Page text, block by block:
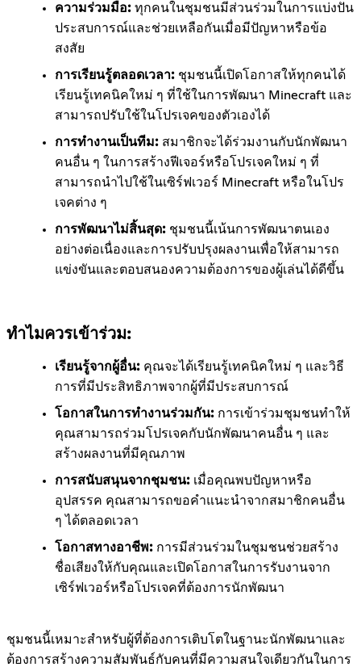
ความร่วมมือ: ทุกคนในชุมชนมีส่วนร่วมในการแบ่งปัน
ประสบการณ์และช่วยเหลือกันเมื่อมีปัญหาหรือข้อ
สงสัย
การเรียนรู้ตลอดเวลา: ชุมชนนี้เปิดโอกาสให้ทุกคนได้
เรียนรู้เทคนิคใหม่ ๆ ที่ใช้ในการพัฒนา Minecraft และ
สามารถปรับใช้ในโปรเจคของตัวเองได้
การทำงานเป็นทีม: สมาชิกจะได้ร่วมงานกับนักพัฒนา
คนอื่น ๆ ในการสร้างฟีเจอร์หรือโปรเจคใหม่ ๆ ที่
สามารถนำไปใช้ในเซิร์ฟเวอร์ Minecraft หรือในโปร
เจคต่าง ๆ
การพัฒนาไม่สิ้นสุด: ชุมชนนี้เน้นการพัฒนาตนเอง
อย่างต่อเนื่องและการปรับปรุงผลงานเพื่อให้สามารถ
แข่งขันและตอบสนองความต้องการของผู้เล่นได้ดีขึ้น
ทำไมควรเข้าร่วม:
เรียนรู้จากผู้อื่น: คุณจะได้เรียนรู้เทคนิคใหม่ ๆ และวิธี
การที่มีประสิทธิภาพจากผู้ที่มีประสบการณ์
โอกาสในการทำงานร่วมกัน: การเข้าร่วมชุมชนทำให้
คุณสามารถร่วมโปรเจคกับนักพัฒนาคนอื่น ๆ และ
สร้างผลงานที่มีคุณภาพ
การสนับสนุนจากชุมชน: เมื่อคุณพบปัญหาหรือ
อุปสรรค คุณสามารถขอคำแนะนำจากสมาชิกคนอื่น
ๆ ได้ตลอดเวลา
โอกาสทางอาชีพ: การมีส่วนร่วมในชุมชนช่วยสร้าง
ชื่อเสียงให้กับคุณและเปิดโอกาสในการรับงานจาก
เซิร์ฟเวอร์หรือโปรเจคที่ต้องการนักพัฒนา
ชุมชนนี้เหมาะสำหรับผู้ที่ต้องการเติบโตในฐานะนักพัฒนาและ
ต้องการสร้างความสัมพันธ์กับคนที่มีความสนใจเดียวกันในการ